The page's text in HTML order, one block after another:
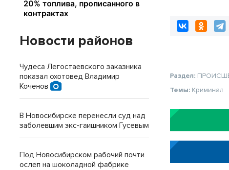
Раздел:
Темы: Криминал
Новости районов
Чудеса Легостаевского заказника
показал охотовед Владимир
Коченов
В Новосибирске перенесли суд над
заболевшим экс-гаишником Гусевым
Под Новосибирском рабочий почти
ослеп на шоколадной фабрике